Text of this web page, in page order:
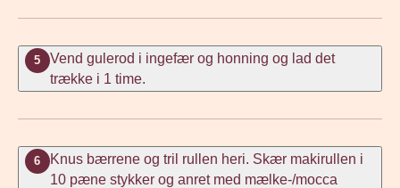
5
Vend gulerod i ingefær og honning og lad det
trække i 1 time.
6
Knus bærrene og tril rullen heri. Skær makirullen i
10 pæne stykker og anret med mælke-/mocca